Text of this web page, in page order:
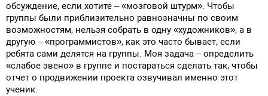
обсуждение, если хотите – «мозговой штурм». Чтобы
группы были приблизительно равнозначны по своим
возможностям, нельзя собрать в одну «художников», а в
другую – «программистов», как это часто бывает, если
ребята сами делятся на группы. Моя задача – определить
«слабое звено» в группе и постараться сделать так, чтобы
отчет о продвижении проекта озвучивал именно этот
ученик.